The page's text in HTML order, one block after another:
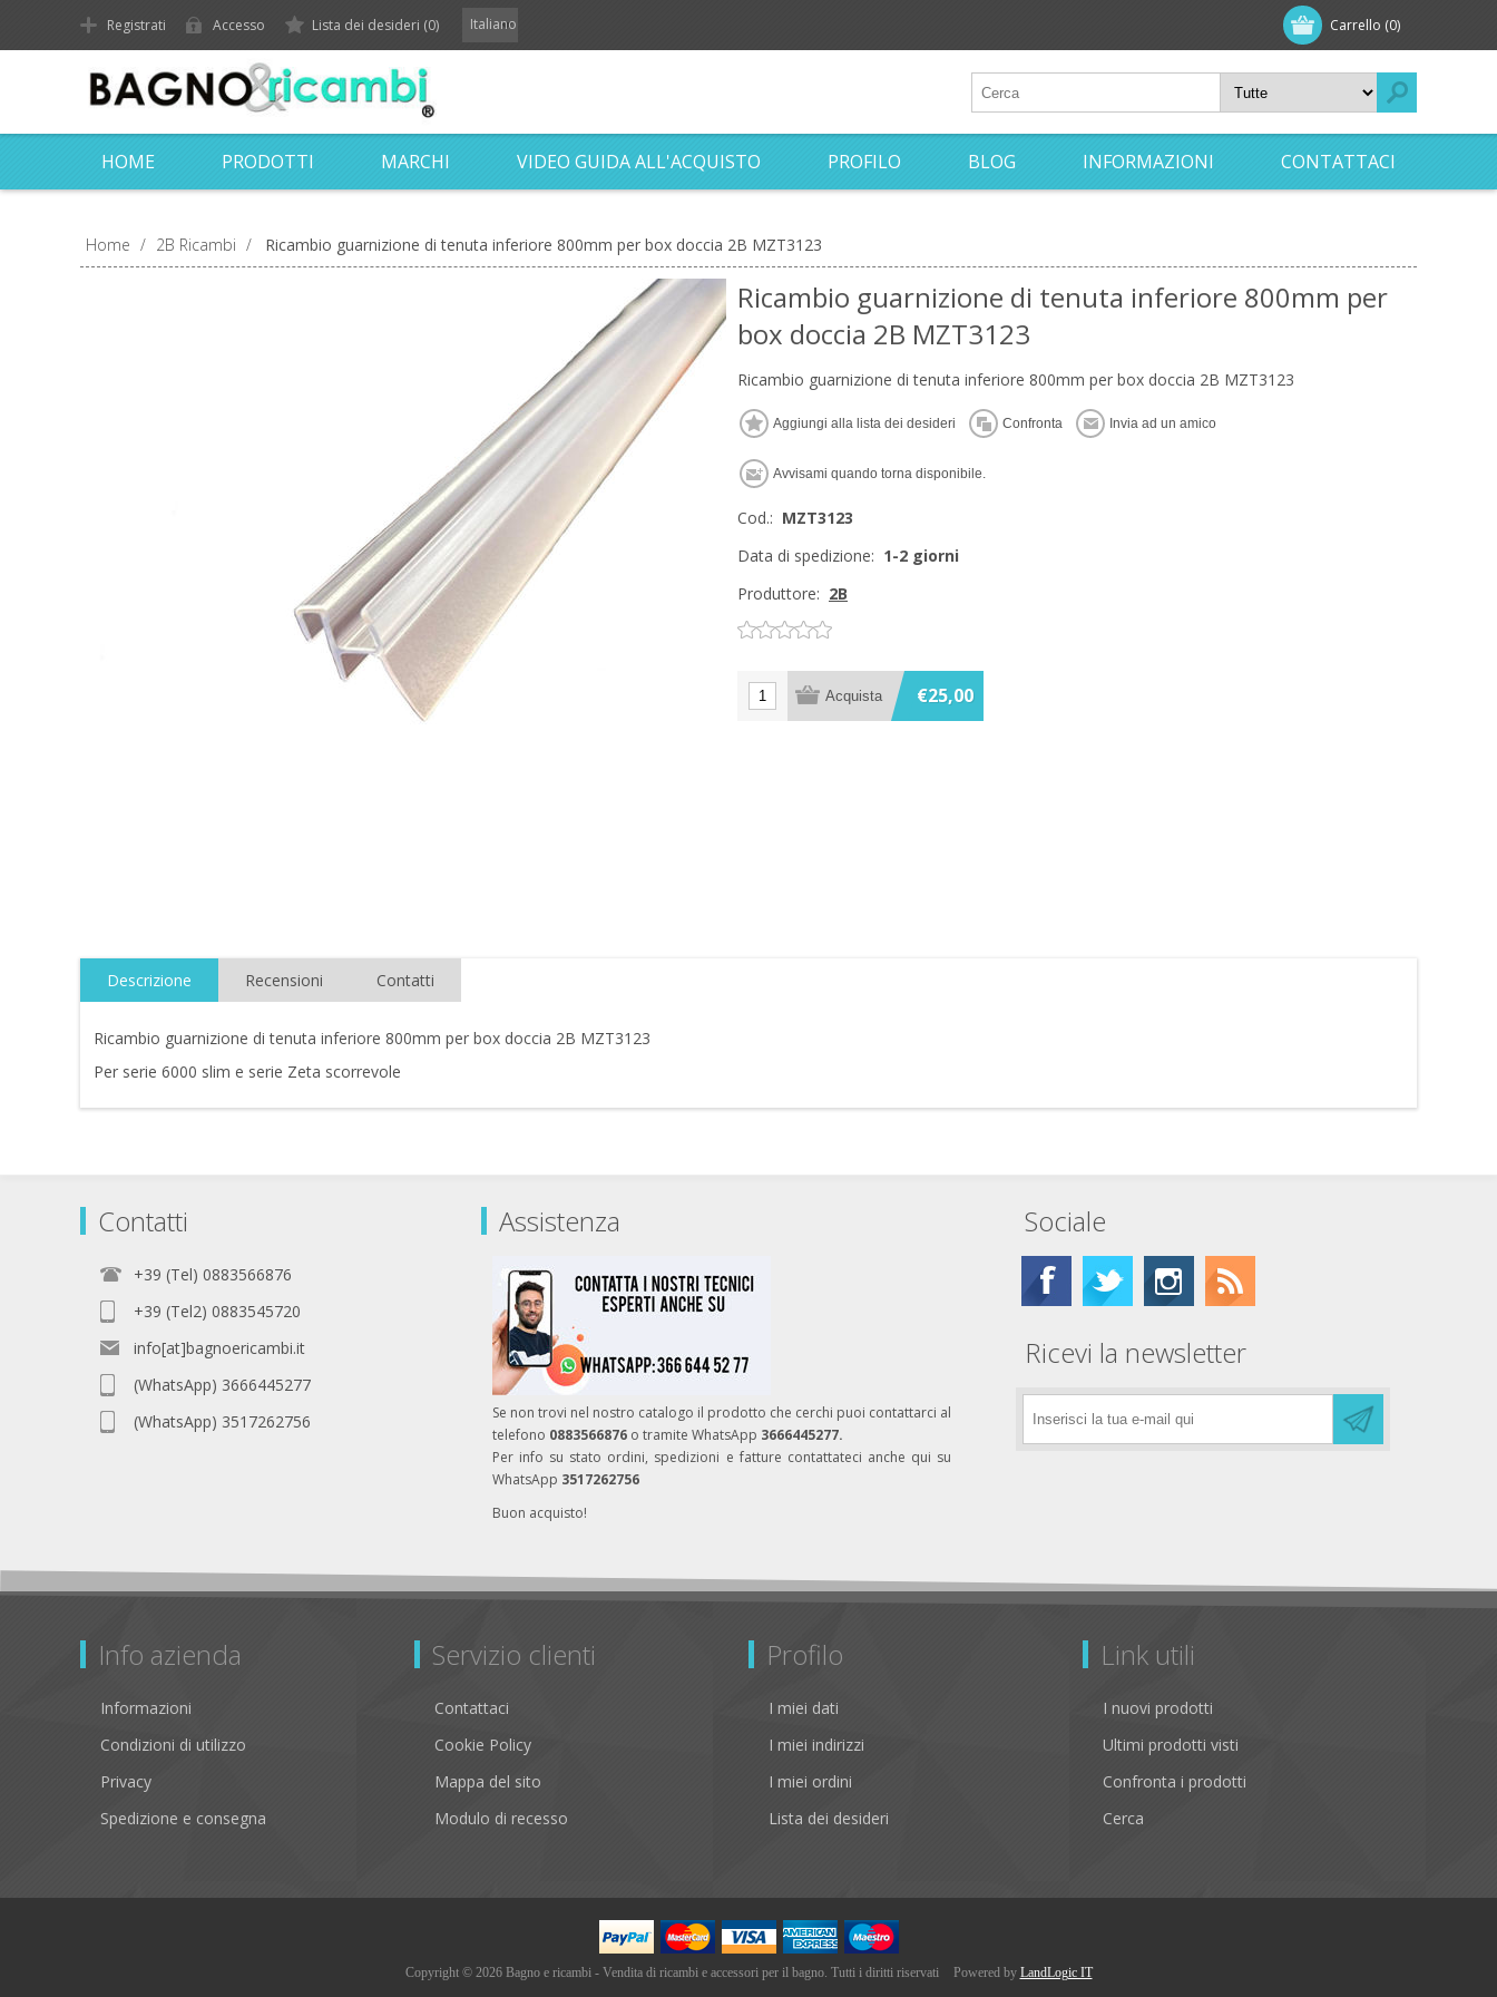
Carrello (0)
Registrati Accesso Lista dei desideri (0) Italiano
HOME PRODOTTI MARCHI VIDEO GUIDA ALL'ACQUISTO PROFILO BLOG INFORMAZIONI CONTATTACI
Home / 2B Ricambi / Ricambio guarnizione di tenuta inferiore 800mm per box doccia 2B MZT3123
Ricambio guarnizione di tenuta inferiore 800mm per
box doccia 2B MZT3123
Ricambio guarnizione di tenuta inferiore 800mm per box doccia 2B MZT3123
Cod.: MZT3123
Data di spedizione: 1-2 giorni
Produttore: 2B
€25,00
Descrizione Recensioni Contatti
Ricambio guarnizione di tenuta inferiore 800mm per box doccia 2B MZT3123
Per serie 6000 slim e serie Zeta scorrevole
Contatti
+39 (Tel) 0883566876
+39 (Tel2) 0883545720
info[at]bagnoericambi.it
(WhatsApp) 3666445277
(WhatsApp) 3517262756
Assistenza
Se non trovi nel nostro catalogo il prodotto che cerchi puoi contattarci al
telefono 0883566876 o tramite WhatsApp 3666445277.
Per info su stato ordini, spedizioni e fatture contattateci anche qui su
WhatsApp 3517262756
Buon acquisto!
Sociale
Ricevi la newsletter
Info azienda
Informazioni
Condizioni di utilizzo
Privacy
Spedizione e consegna
Servizio clienti
Contattaci
Cookie Policy
Mappa del sito
Modulo di recesso
Profilo
I miei dati
I miei indirizzi
I miei ordini
Lista dei desideri
Link utili
I nuovi prodotti
Ultimi prodotti visti
Confronta i prodotti
Cerca
Copyright © 2026 Bagno e ricambi - Vendita di ricambi e accessori per il bagno. Tutti i diritti riservati Powered by LandLogic IT